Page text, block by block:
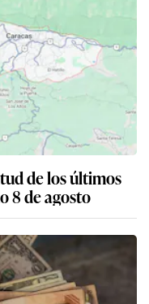
de los últimos
8 de agosto